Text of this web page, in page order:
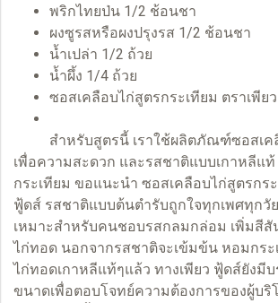
พริกไทยป่น 1/2 ช้อนชา
ผงซูรสหรือผงปรุงรส 1/2 ช้อนชา
น้ำเปล่า 1/2 ถ้วย
น้ำผึ้ง 1/4 ถ้วย
ซอสเคลือบไก่สูตรกระเทียม ตราเพีย
สำหรับสูตรนี้ เราใช้ผลิตภัณฑ์ซอสเค
เพื่อความสะดวก และรสชาติแบบเกาหลีแ
กระเทียม ขอแนะนำ ซอสเคลือบไก่สูตรกร
ฟู้ดส์ รสชาติแบบต้นตำรับถูกใจทุกเพศทุกวั
เหมาะสำหรับคนชอบรสกลมกล่อม เพิ่มสี
ไก่ทอด นอกจากรสชาติจะเข้มข้น หอมกร
ไก่ทอดเกาหลีแท้ๆแล้ว ทางเพียว ฟู้ดส์ยัง
ขนาดเพื่อตอบโจทย์ความต้องการของผู้บริ